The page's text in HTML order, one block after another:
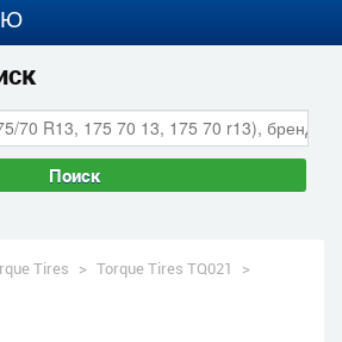
Поиск
Tires > Torque Tires TQ021
>